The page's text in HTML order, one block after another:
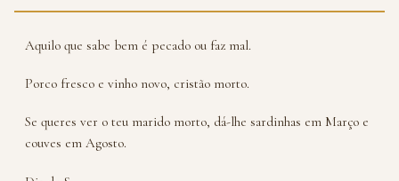
Aquilo que sabe bem é pecado ou faz mal.
Porco fresco e vinho novo, cristão morto.
Se queres ver o teu marido morto, dá-lhe sardinhas em Março e
couves em Agosto.